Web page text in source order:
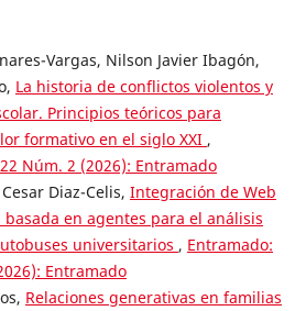
Vargas, Nilson Javier Ibagón,
La historia de conflictos violentos y
Principios teóricos para
formativo en el siglo XXI ,
Núm. 2 (2026): Entramado
Diaz-Celis, Integración de Web
basada en agentes para el análisis
universitarios , Entramado:
Entramado
Relaciones generativas en familias